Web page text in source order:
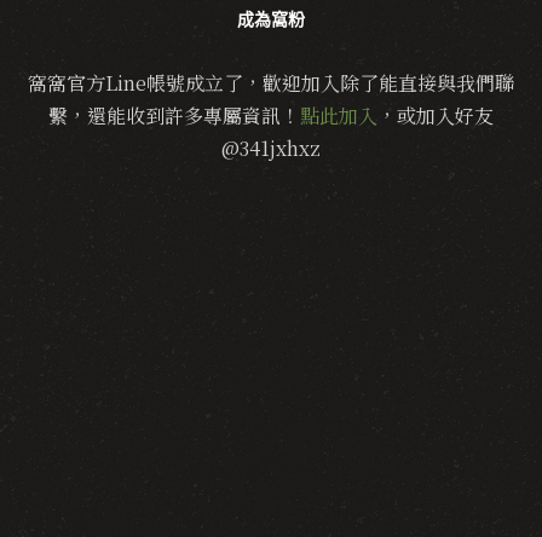
成為窩粉
窩窩官方Line帳號成立了，歡迎加入除了能直接與我們聯
繫，還能收到許多專屬資訊！ 點此加入 ，或加入好友
@341jxhxz